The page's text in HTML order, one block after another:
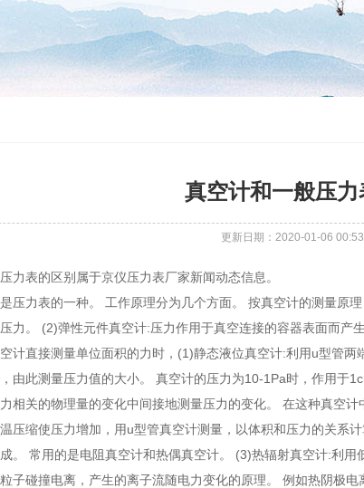
真空计和一般压力
更新日期：2020-01-06 00:53
力表的区别属于京仪压力表厂家新闻动态信息。
压力表的一种。 工作原理分为几个方面。 按真空计的测量原
力。 (2)弹性元件真空计:压力作用于真空连接的容器表面而
计直接测量单位面积的力时，(1)静态液位真空计:利用u型管
由此测量压力值的大小。 真空计的压力为10-1Pa时，作用于
相关的物理量的变化中间接地测量压力的变化。 在这种真空
压缩使压力增加，用u型管真空计测量，以体积和压力的关系
。 常用的是电阻真空计和热偶真空计。 (3)热辐射真空计:利
子碰撞电离，产生的离子流随电力变化的原理。 例如热阴极